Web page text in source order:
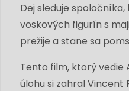
Dej sleduje
voskových figurín s
prežije a stane sa
Tento film, ktorý vedie
úlohu si zahral